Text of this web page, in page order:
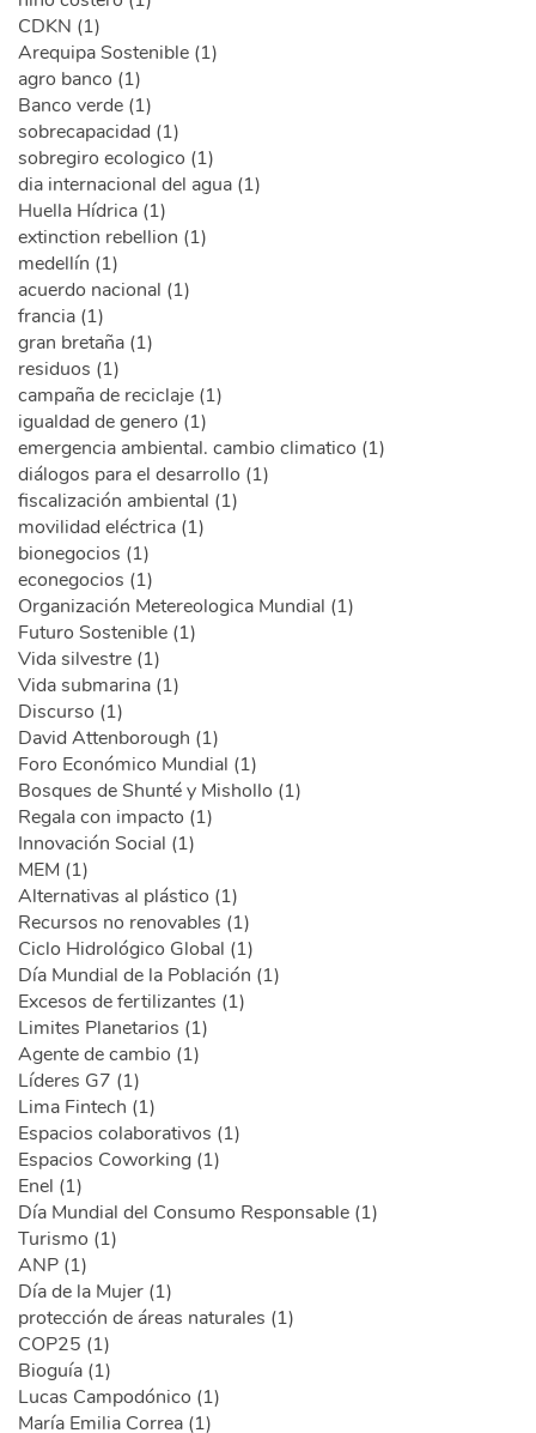
CDKN (1)
Arequipa Sostenible (1)
agro banco (1)
Banco verde (1)
sobrecapacidad (1)
sobregiro ecologico (1)
dia internacional del agua (1)
Huella Hídrica (1)
extinction rebellion (1)
medellín (1)
acuerdo nacional (1)
francia (1)
gran bretaña (1)
residuos (1)
campaña de reciclaje (1)
igualdad de genero (1)
emergencia ambiental. cambio climatico (1)
diálogos para el desarrollo (1)
fiscalización ambiental (1)
movilidad eléctrica (1)
bionegocios (1)
econegocios (1)
Organización Metereologica Mundial (1)
Futuro Sostenible (1)
Vida silvestre (1)
Vida submarina (1)
Discurso (1)
David Attenborough (1)
Foro Económico Mundial (1)
Bosques de Shunté y Mishollo (1)
Regala con impacto (1)
Innovación Social (1)
MEM (1)
Alternativas al plástico (1)
Recursos no renovables (1)
Ciclo Hidrológico Global (1)
Día Mundial de la Población (1)
Excesos de fertilizantes (1)
Limites Planetarios (1)
Agente de cambio (1)
Líderes G7 (1)
Lima Fintech (1)
Espacios colaborativos (1)
Espacios Coworking (1)
Enel (1)
Día Mundial del Consumo Responsable (1)
Turismo (1)
ANP (1)
Día de la Mujer (1)
protección de áreas naturales (1)
COP25 (1)
Bioguía (1)
Lucas Campodónico (1)
María Emilia Correa (1)